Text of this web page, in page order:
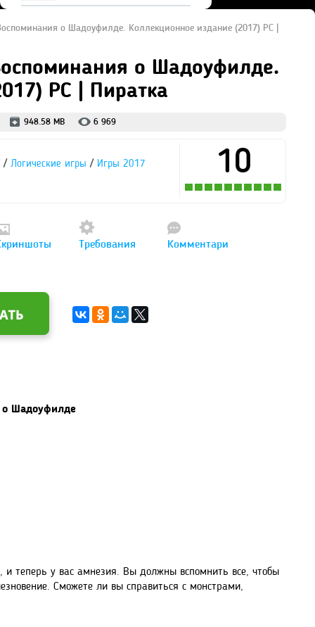
о Шадоуфилде. Коллекционное издание (2017) PC |
о Шадоуфилде.
PC | Пиратка
948.58 MB 6 969
/ Логические игры / Игры 2017 10
Требования Комментари
о Шадоуфилде
и теперь у вас амнезия. Вы должны вспомнить все, чтобы
Сможете ли вы справиться с монстрами,